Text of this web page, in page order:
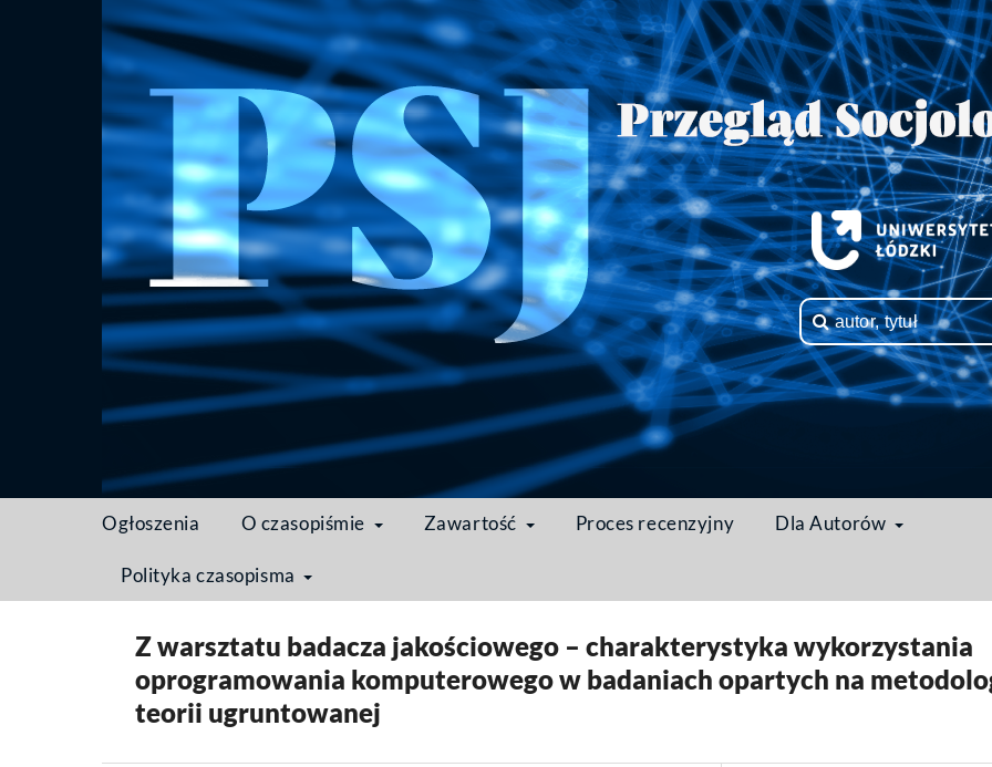
Ogłoszenia O czasopiśmie Zawartość Proces recenzyjny Dla Autorów
Polityka czasopisma
Strona domowa / Archiwum
Z warsztatu badacza jakościowego – charakterystyka wykorzystania
oprogramowania komputerowego w badaniach opartych na
teorii ugruntowanej